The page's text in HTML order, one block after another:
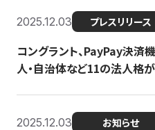
2025.12.03 プレスリリース
コングラント、PayPay決済
人・自治体など11の法人格
2025.12.03 お知らせ